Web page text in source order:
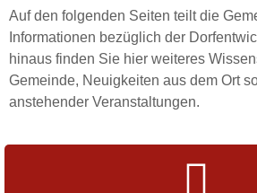
Auf den folgenden Seiten teilt die
Informationen bezüglich der
hinaus finden Sie hier weiteres
Gemeinde, Neuigkeiten aus dem Ort
anstehender Veranstaltungen.